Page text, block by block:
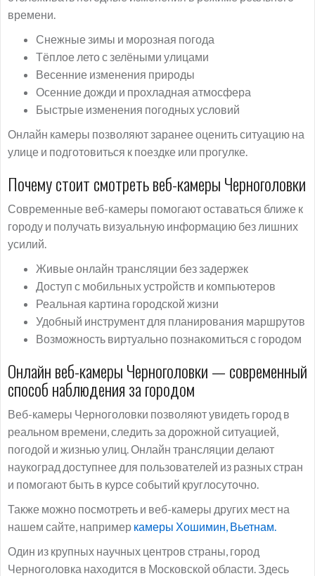
времени.
Снежные зимы и морозная погода
Тёплое лето с зелёными улицами
Весенние изменения природы
Осенние дожди и прохладная атмосфера
Быстрые изменения погодных условий
Онлайн камеры позволяют заранее оценить ситуацию на
улице и подготовиться к поездке или прогулке.
Почему стоит смотреть веб-камеры Черноголовки
Современные веб-камеры помогают оставаться ближе к
городу и получать визуальную информацию без лишних
усилий.
Живые онлайн трансляции без задержек
Доступ с мобильных устройств и компьютеров
Реальная картина городской жизни
Удобный инструмент для планирования маршрутов
Возможность виртуально познакомиться с городом
Онлайн веб-камеры Черноголовки — современный
способ наблюдения за городом
Веб-камеры Черноголовки позволяют увидеть город в
реальном времени, следить за дорожной ситуацией,
погодой и жизнью улиц. Онлайн трансляции делают
наукоград доступнее для пользователей из разных стран
и помогают быть в курсе событий круглосуточно.
Также можно посмотреть и веб-камеры других мест на
нашем сайте, например камеры Хошимин, Вьетнам.
Один из крупных научных центров страны, город
Черноголовка находится в Московской области. Здесь